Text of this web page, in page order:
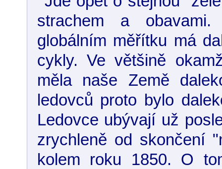
strachem a
globálním měřítku má
cykly. Ve většině
měla naše Země
ledovců proto bylo
Ledovce ubývají už
zrychleně od skončení
kolem roku 1850. O